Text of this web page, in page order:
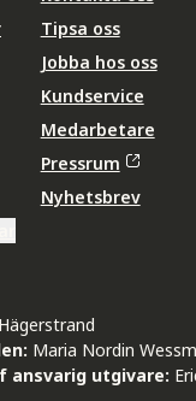
Tipsa oss
Jobba hos oss
Kundservice
Medarbetare
Pressrum
Nyhetsbrev
Maria Nordin
ansvarig utgivare: